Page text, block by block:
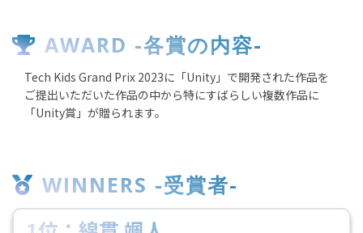
AWARD -各賞の内容-
Tech Kids Grand Prix 2023に「Unity」で開発された作品を
ご提出いただいた作品の中から特にすばらしい複数作品に
「Unity賞」が贈られます。
WINNERS -受賞者-